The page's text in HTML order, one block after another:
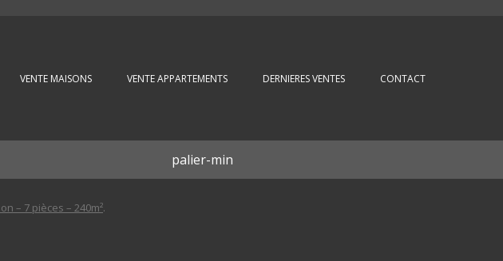
VENTE MAISONS VENTE APPARTEMENTS DERNIERES VENTES CONTACT
palier-min
– 7 pièces – 240m².